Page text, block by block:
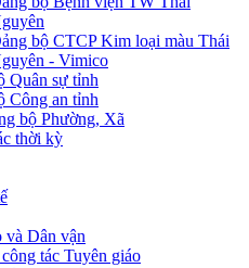
bộ CTCP Kim loại màu Thái
- Vimico
Quân sự tỉnh
Công an tỉnh
bộ Phường, Xã
thời kỳ
và Dân vận
tác Tuyên giáo